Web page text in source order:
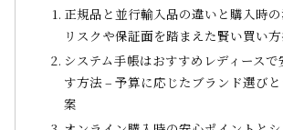
正規品と並行輸入品の違いと購入時
リスクや保証面を踏まえた賢い買い
システム手帳はおすすめレディース
す方法 – 予算に応じたブランド選び
案